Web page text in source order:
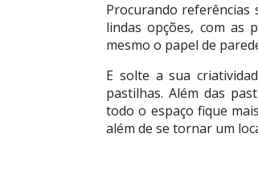
Procurando referências
lindas opções, com as
mesmo o papel de
E solte a sua
pastilhas. Além das
todo o espaço fique
além de se tornar um